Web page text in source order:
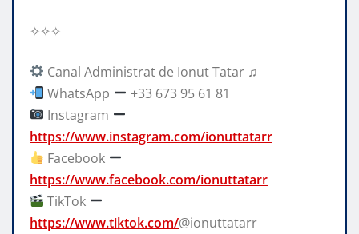
✧✧✧
Canal Administrat de Ionut Tatar ♫
WhatsApp
+33 673 95 61 81
Instagram
https://www.instagram.com/ionuttatarr
Facebook
https://www.facebook.com/ionuttatarr
TikTok
https://www.tiktok.com/@ionuttatarr